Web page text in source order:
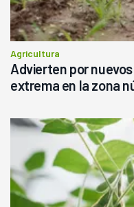
Agricultura
Advierten por
extrema en la zona